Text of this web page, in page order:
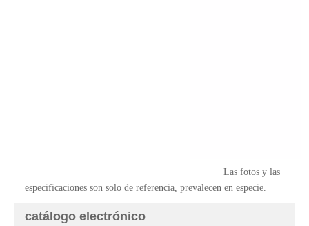
Las fotos y las
especificaciones son solo de referencia, prevalecen en especie.
catálogo electrónico